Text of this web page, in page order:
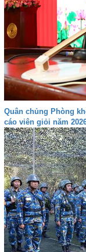
Quân chủng Phòng
cáo viên giỏi năm